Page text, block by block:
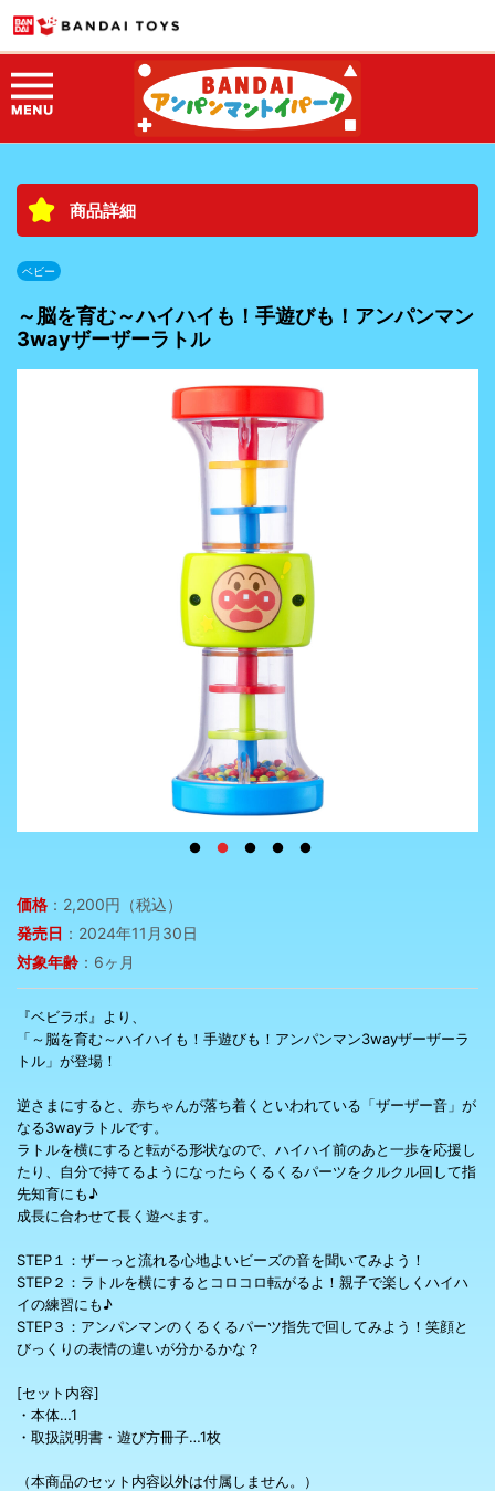
商品詳細
ベビー
～脳を育む～ハイハイも！手遊びも！アンパンマン
3wayザーザーラトル
価格 ：2,200円（税込）
発売日 ：2024年11月30日
対象年齢 ：6ヶ月
『ベビラボ』より、
「～脳を育む～ハイハイも！手遊びも！アンパンマン3wayザーザーラ
トル」が登場！
逆さまにすると、赤ちゃんが落ち着くといわれている「ザーザー音」が
なる3wayラトルです。
ラトルを横にすると転がる形状なので、ハイハイ前のあと一歩を応援し
たり、自分で持てるようになったらくるくるパーツをクルクル回して指
先知育にも♪
成長に合わせて長く遊べます。
STEP１：ザーっと流れる心地よいビーズの音を聞いてみよう！
STEP２：ラトルを横にするとコロコロ転がるよ！親子で楽しくハイハ
イの練習にも♪
STEP３：アンパンマンのくるくるパーツ指先で回してみよう！笑顔と
びっくりの表情の違いが分かるかな？
[セット内容]
・本体…1
・取扱説明書・遊び方冊子…1枚
（本商品のセット内容以外は付属しません。）